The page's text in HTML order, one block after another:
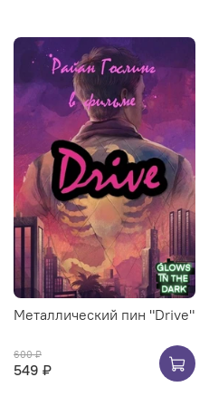
Металлический пин "Drive"
600 ₽
549 ₽